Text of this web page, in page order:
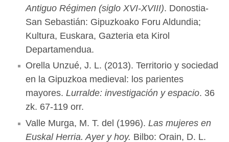
Antiguo Régimen (siglo XVI-XVIII). Donostia-
San Sebastián: Gipuzkoako Foru Aldundia;
Kultura, Euskara, Gazteria eta Kirol
Departamendua.
Orella Unzué, J. L. (2013). Territorio y sociedad
en la Gipuzkoa medieval: los parientes
mayores. Lurralde: investigación y espacio. 36
zk. 67-119 orr.
Valle Murga, M. T. del (1996). Las mujeres en
Euskal Herria. Ayer y hoy. Bilbo: Orain, D. L.